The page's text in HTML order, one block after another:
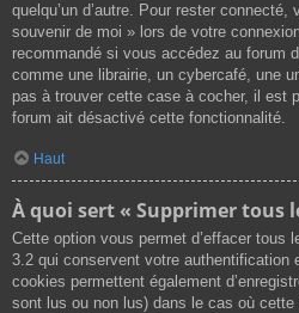
quelqu’un d’autre. Pour rester
souvenir de moi » lors de votre
recommandé si vous accédez au forum
comme une librairie, un cybercafé, une
pas à trouver cette case à cocher, il est
forum ait désactivé cette fonctionnalité.
Haut
À quoi sert « Supprimer tous
Cette option vous permet d’effacer tous
3.2 qui conservent votre authentification
cookies permettent également
sont lus ou non lus) dans le cas où